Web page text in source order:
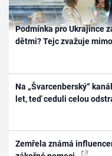
Podmínka pro Ukrajince
dětmi? Tejc zvažuje
Na „Švarcenberský“
let, teď ceduli celou
Zemřela známá